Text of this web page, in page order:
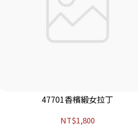
47701香檳緞女拉丁
NT$1,800